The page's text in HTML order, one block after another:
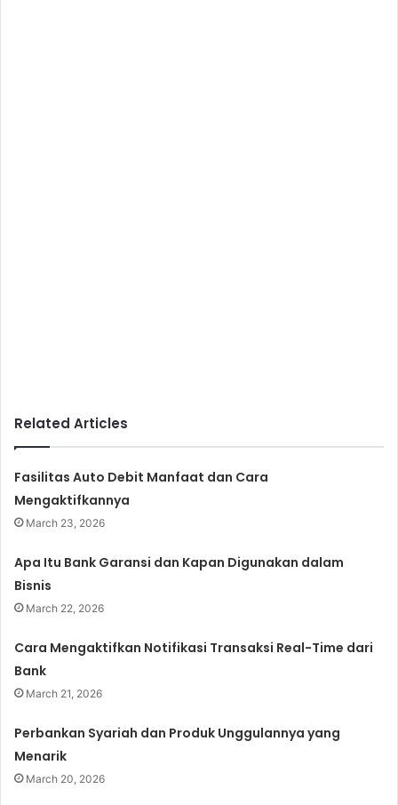
Related Articles
Fasilitas Auto Debit Manfaat dan Cara
Mengaktifkannya
March 23, 2026
Apa Itu Bank Garansi dan Kapan Digunakan dalam
Bisnis
March 22, 2026
Cara Mengaktifkan Notifikasi Transaksi Real-Time dari
Bank
March 21, 2026
Perbankan Syariah dan Produk Unggulannya yang
Menarik
March 20, 2026